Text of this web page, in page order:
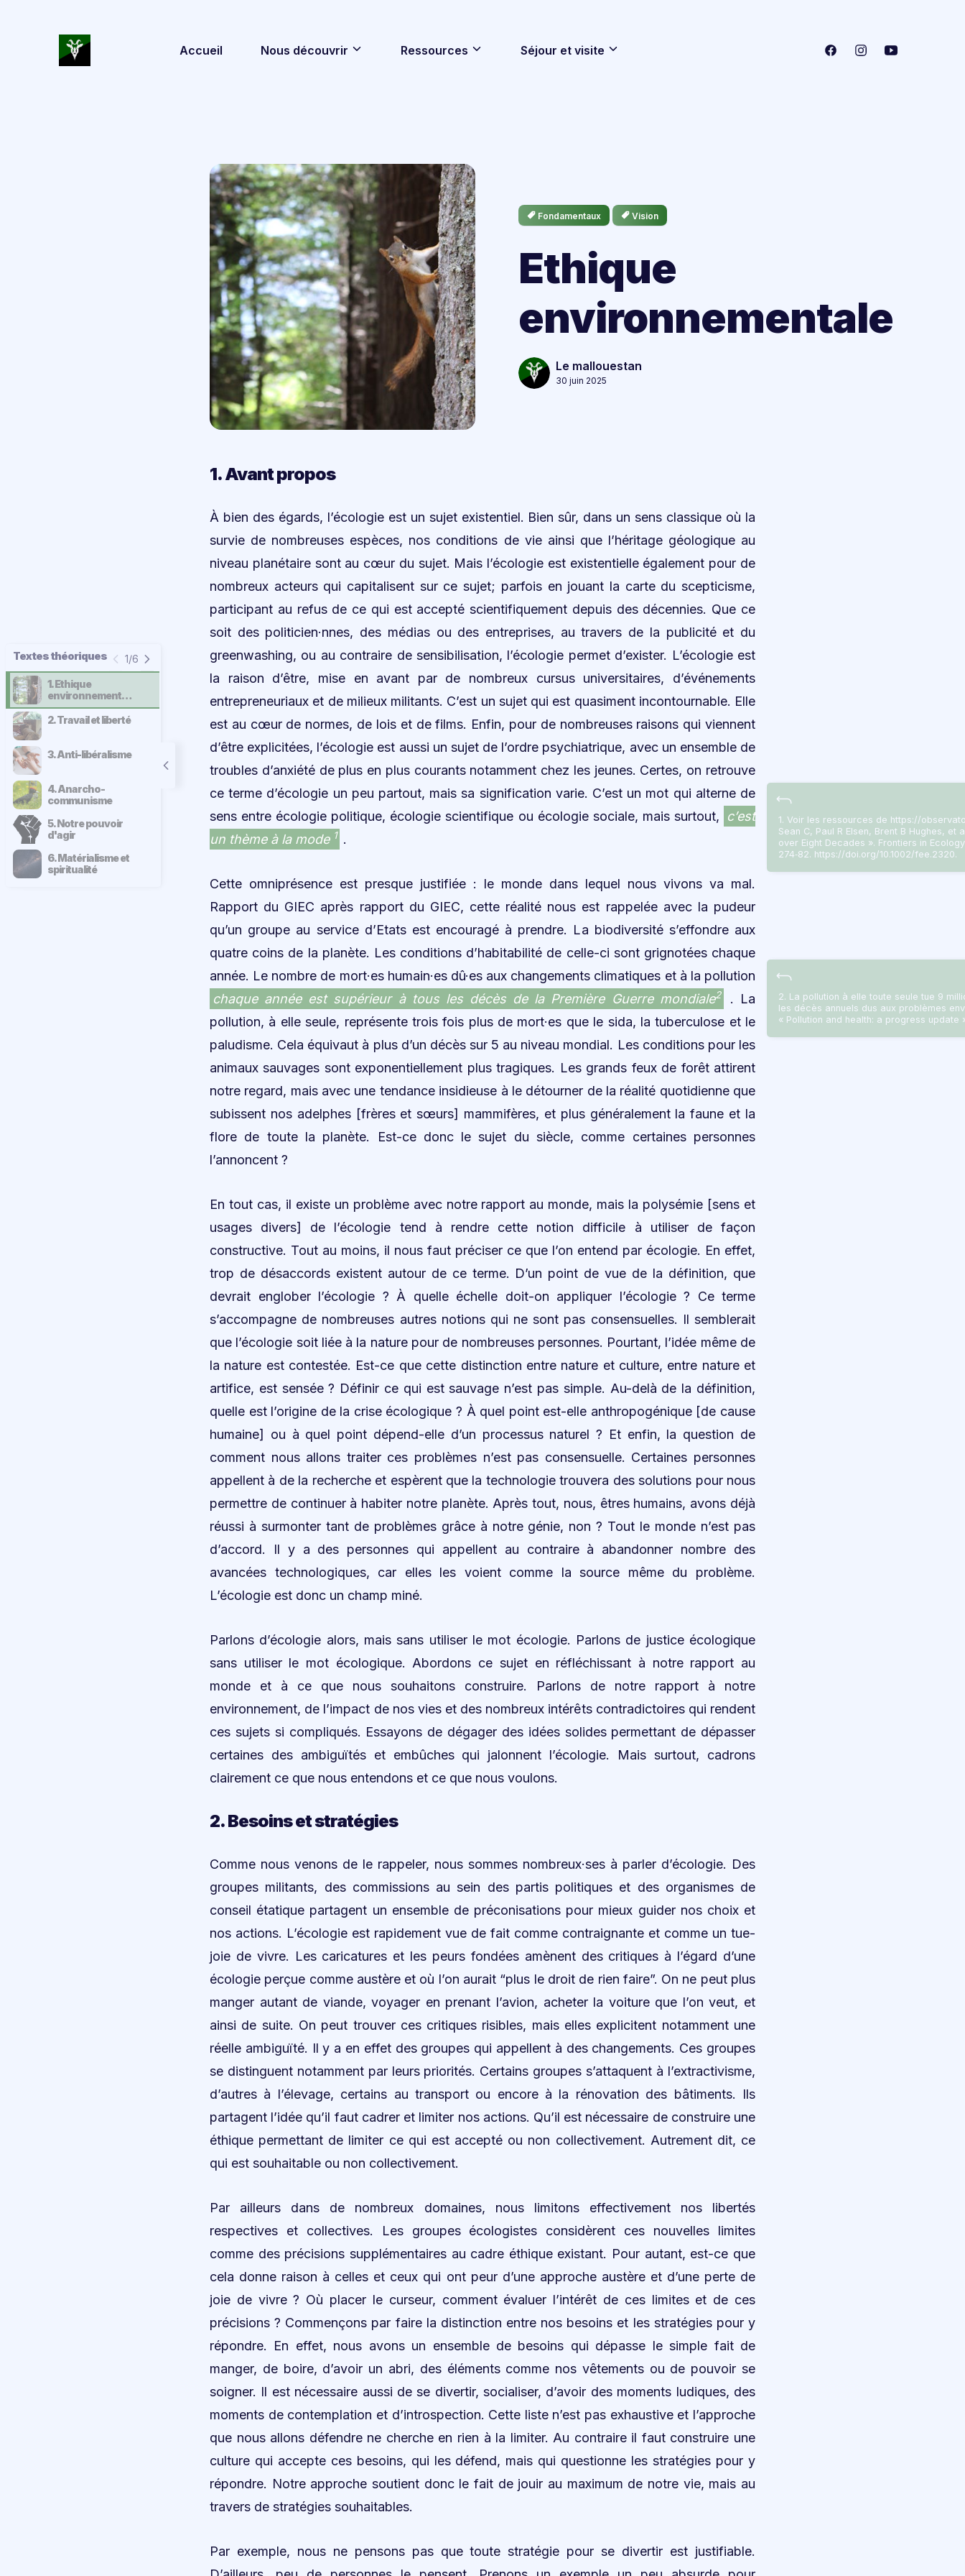
Accueil Nous découvrir Ressources Séjour et visite
Fondamentaux Vision
Ethique
environnementale
Le mallouestan
30 juin 2025
1. Avant propos
À bien des égards, l’écologie est un sujet existentiel. Bien sûr, dans un sens classique où la
survie de nombreuses espèces, nos conditions de vie ainsi que l’héritage géologique au
niveau planétaire sont au cœur du sujet. Mais l’écologie est existentielle également pour de
nombreux acteurs qui capitalisent sur ce sujet; parfois en jouant la carte du scepticisme,
participant au refus de ce qui est accepté scientifiquement depuis des décennies. Que ce
soit des politicien·nnes, des médias ou des entreprises, au travers de la publicité et du
greenwashing, ou au contraire de sensibilisation, l’écologie permet d’exister. L’écologie est
la raison d’être, mise en avant par de nombreux cursus universitaires, d’événements
entrepreneuriaux et de milieux militants. C’est un sujet qui est quasiment incontournable. Elle
est au cœur de normes, de lois et de films. Enfin, pour de nombreuses raisons qui viennent
d’être explicitées, l’écologie est aussi un sujet de l’ordre psychiatrique, avec un ensemble de
troubles d’anxiété de plus en plus courants notamment chez les jeunes. Certes, on retrouve
ce terme d’écologie un peu partout, mais sa signification varie. C’est un mot qui alterne de
sens entre écologie politique, écologie scientifique ou écologie sociale, mais surtout,
c’est
un thème à la mode 1
1. Voir les ressources de https://
Sean C, Paul R Elsen, Brent B Hughes,
over Eight Decades ». Frontiers in
274‑82. https://doi.org/10.1002/fee.2320.
.
Cette omniprésence est presque justifiée : le monde dans lequel nous vivons va mal.
Rapport du GIEC après rapport du GIEC, cette réalité nous est rappelée avec la pudeur
qu’un groupe au service d’Etats est encouragé à prendre. La biodiversité s’effondre aux
quatre coins de la planète. Les conditions d’habitabilité de celle-ci sont grignotées chaque
année. Le nombre de mort·es humain·es dû·es aux changements climatiques et à la pollution
chaque année est supérieur à tous les décès de la Première Guerre mondiale2
2. La pollution à elle toute seule tue 9
les décès annuels dus aux problèmes
« Pollution and health: a progress update
. La
pollution, à elle seule, représente trois fois plus de mort·es que le sida, la tuberculose et le
paludisme. Cela équivaut à plus d’un décès sur 5 au niveau mondial. Les conditions pour les
animaux sauvages sont exponentiellement plus tragiques. Les grands feux de forêt attirent
notre regard, mais avec une tendance insidieuse à le détourner de la réalité quotidienne que
subissent nos adelphes [frères et sœurs] mammifères, et plus généralement la faune et la
flore de toute la planète. Est-ce donc le sujet du siècle, comme certaines personnes
l’annoncent ?
En tout cas, il existe un problème avec notre rapport au monde, mais la polysémie [sens et
usages divers] de l’écologie tend à rendre cette notion difficile à utiliser de façon
constructive. Tout au moins, il nous faut préciser ce que l’on entend par écologie. En effet,
trop de désaccords existent autour de ce terme. D’un point de vue de la définition, que
devrait englober l’écologie ? À quelle échelle doit-on appliquer l’écologie ? Ce terme
s’accompagne de nombreuses autres notions qui ne sont pas consensuelles. Il semblerait
que l’écologie soit liée à la nature pour de nombreuses personnes. Pourtant, l’idée même de
la nature est contestée. Est-ce que cette distinction entre nature et culture, entre nature et
artifice, est sensée ? Définir ce qui est sauvage n’est pas simple. Au-delà de la définition,
quelle est l’origine de la crise écologique ? À quel point est-elle anthropogénique [de cause
humaine] ou à quel point dépend-elle d’un processus naturel ? Et enfin, la question de
comment nous allons traiter ces problèmes n’est pas consensuelle. Certaines personnes
appellent à de la recherche et espèrent que la technologie trouvera des solutions pour nous
permettre de continuer à habiter notre planète. Après tout, nous, êtres humains, avons déjà
réussi à surmonter tant de problèmes grâce à notre génie, non ? Tout le monde n’est pas
d’accord. Il y a des personnes qui appellent au contraire à abandonner nombre des
avancées technologiques, car elles les voient comme la source même du problème.
L’écologie est donc un champ miné.
Parlons d’écologie alors, mais sans utiliser le mot écologie. Parlons de justice écologique
sans utiliser le mot écologique. Abordons ce sujet en réfléchissant à notre rapport au
monde et à ce que nous souhaitons construire. Parlons de notre rapport à notre
environnement, de l’impact de nos vies et des nombreux intérêts contradictoires qui rendent
ces sujets si compliqués. Essayons de dégager des idées solides permettant de dépasser
certaines des ambiguïtés et embûches qui jalonnent l’écologie. Mais surtout, cadrons
clairement ce que nous entendons et ce que nous voulons.
2. Besoins et stratégies
Comme nous venons de le rappeler, nous sommes nombreux·ses à parler d’écologie. Des
groupes militants, des commissions au sein des partis politiques et des organismes de
conseil étatique partagent un ensemble de préconisations pour mieux guider nos choix et
nos actions. L’écologie est rapidement vue de fait comme contraignante et comme un tue-
joie de vivre. Les caricatures et les peurs fondées amènent des critiques à l’égard d’une
écologie perçue comme austère et où l’on aurait “plus le droit de rien faire”. On ne peut plus
manger autant de viande, voyager en prenant l’avion, acheter la voiture que l’on veut, et
ainsi de suite. On peut trouver ces critiques risibles, mais elles explicitent notamment une
réelle ambiguïté. Il y a en effet des groupes qui appellent à des changements. Ces groupes
se distinguent notamment par leurs priorités. Certains groupes s’attaquent à l’extractivisme,
d’autres à l’élevage, certains au transport ou encore à la rénovation des bâtiments. Ils
partagent l’idée qu’il faut cadrer et limiter nos actions. Qu’il est nécessaire de construire une
éthique permettant de limiter ce qui est accepté ou non collectivement. Autrement dit, ce
qui est souhaitable ou non collectivement.
Par ailleurs dans de nombreux domaines, nous limitons effectivement nos libertés
respectives et collectives. Les groupes écologistes considèrent ces nouvelles limites
comme des précisions supplémentaires au cadre éthique existant. Pour autant, est-ce que
cela donne raison à celles et ceux qui ont peur d’une approche austère et d’une perte de
joie de vivre ? Où placer le curseur, comment évaluer l’intérêt de ces limites et de ces
précisions ? Commençons par faire la distinction entre nos besoins et les stratégies pour y
répondre. En effet, nous avons un ensemble de besoins qui dépasse le simple fait de
manger, de boire, d’avoir un abri, des éléments comme nos vêtements ou de pouvoir se
soigner. Il est nécessaire aussi de se divertir, socialiser, d’avoir des moments ludiques, des
moments de contemplation et d’introspection. Cette liste n’est pas exhaustive et l’approche
que nous allons défendre ne cherche en rien à la limiter. Au contraire il faut construire une
culture qui accepte ces besoins, qui les défend, mais qui questionne les stratégies pour y
répondre. Notre approche soutient donc le fait de jouir au maximum de notre vie, mais au
travers de stratégies souhaitables.
Par exemple, nous ne pensons pas que toute stratégie pour se divertir est justifiable.
Textes théoriques 1/6
1. Ethique
environnementale
2. Travail et liberté
3. Anti-libéralisme
4. Anarcho-
communisme
5. Notre pouvoir
d'agir
6. Matérialisme et
spiritualité